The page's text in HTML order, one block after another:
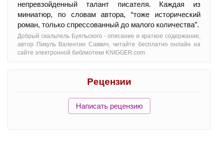
непревзойденный талант писателя. Каждая из
миниатюр, по словам автора, “тоже исторический
роман, только спрессованный до малого количества”.
Добрый скальпель Буяльского - oписание и краткое содержание,
автор Пикуль Валентин Саввич, читайте бесплатно онлайн на
сайте электронной библиотеки KNIGGER.com
Рецензии
Написать рецензию